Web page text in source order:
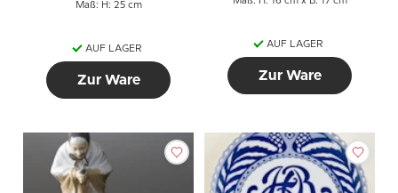
Maß: H: 25 cm
AUF LAGER
Zur Ware
AUF LAGER
Zur Ware